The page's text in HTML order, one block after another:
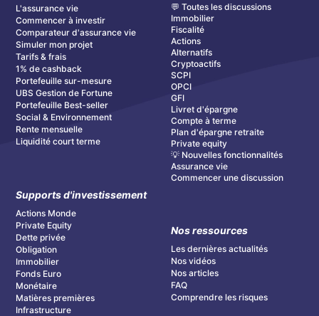
L'assurance vie
Commencer à investir
Comparateur d'assurance vie
Simuler mon projet
Tarifs & frais
1% de cashback
Portefeuille sur-mesure
UBS Gestion de Fortune
Portefeuille Best-seller
Social & Environnement
Rente mensuelle
Liquidité court terme
Supports d'investissement
Actions Monde
Private Equity
Dette privée
Obligation
Immobilier
Fonds Euro
Monétaire
Matières premières
Infrastructure
💬 Toutes les discussions
Immobilier
Fiscalité
Actions
Alternatifs
Cryptoactifs
SCPI
OPCI
GFI
Livret d'épargne
Compte à terme
Plan d'épargne retraite
Private equity
💡 Nouvelles fonctionnalités
Assurance vie
Commencer une discussion
Nos ressources
Les dernières actualités
Nos vidéos
Nos articles
FAQ
Comprendre les risques